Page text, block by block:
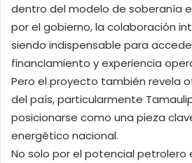
dentro del modelo de soberanía
por el gobierno, la colaboración
siendo indispensable para
financiamiento y experiencia
Pero el proyecto también revela
del país, particularmente
posicionarse como una pieza
energético nacional.
No solo por el potencial petrolero